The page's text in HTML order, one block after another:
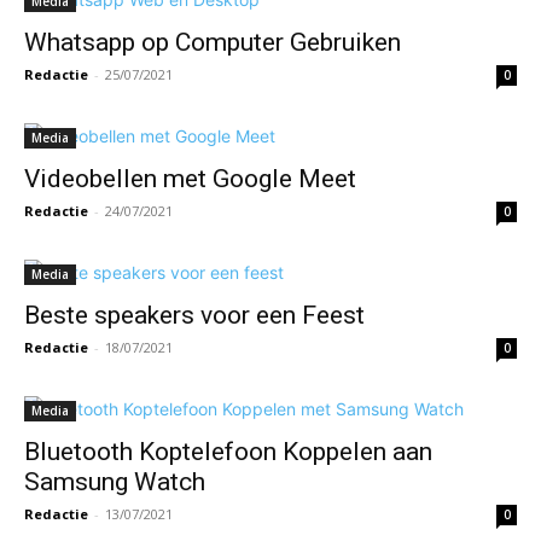
Whatsapp op Computer Gebruiken
Redactie - 25/07/2021 0
Media
Videobellen met Google Meet
Redactie - 24/07/2021 0
Media
Beste speakers voor een Feest
Redactie - 18/07/2021 0
Media
Bluetooth Koptelefoon Koppelen aan
Samsung Watch
Redactie - 13/07/2021 0